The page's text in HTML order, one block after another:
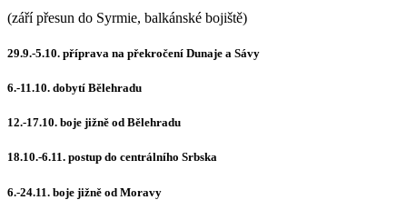
(září přesun do Syrmie, balkánské bojiště)
29.9.-5.10. příprava na překročení Dunaje a Sávy
6.-11.10. dobytí Bělehradu
12.-17.10. boje jižně od Bělehradu
18.10.-6.11. postup do centrálního Srbska
6.-24.11. boje jižně od Moravy